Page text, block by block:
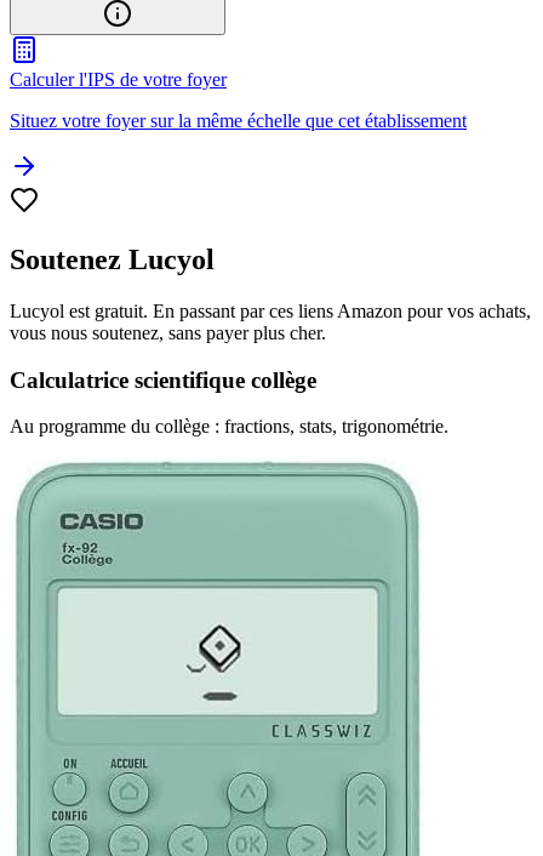
Calculer l'IPS de votre foyer
Situez votre foyer sur la même échelle que cet établissement
Soutenez Lucyol
Lucyol est gratuit. En passant par ces liens Amazon pour vos achats,
vous nous soutenez, sans payer plus cher.
Calculatrice scientifique collège
Au programme du collège : fractions, stats, trigonométrie.